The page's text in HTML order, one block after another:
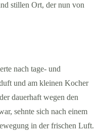
stillen Ort, der nun von
nach tage- und
und am kleinen Kocher
dauerhaft wegen den
sehnte sich nach einem
in der frischen Luft.